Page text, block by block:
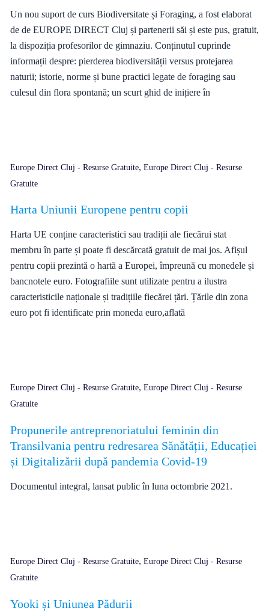
Un nou suport de curs Biodiversitate și Foraging, a fost elaborat
de de EUROPE DIRECT Cluj și partenerii săi și este pus, gratuit,
la dispoziția profesorilor de gimnaziu. Conținutul cuprinde
informații despre: pierderea biodiversității versus protejarea
naturii; istorie, norme și bune practici legate de foraging sau
culesul din flora spontană; un scurt ghid de inițiere în
Europe Direct Cluj - Resurse Gratuite, Europe Direct Cluj - Resurse
Gratuite
Harta Uniunii Europene pentru copii
Harta UE conține caracteristici sau tradiții ale fiecărui stat
membru în parte și poate fi descărcată gratuit de mai jos. Afișul
pentru copii prezintă o hartă a Europei, împreună cu monedele și
bancnotele euro. Fotografiile sunt utilizate pentru a ilustra
caracteristicile naționale și tradițiile fiecărei țări. Țările din zona
euro pot fi identificate prin moneda euro,aflată
Europe Direct Cluj - Resurse Gratuite, Europe Direct Cluj - Resurse
Gratuite
Propunerile antreprenoriatului feminin din
Transilvania pentru redresarea Sănătății, Educației
și Digitalizării după pandemia Covid-19
Documentul integral, lansat public în luna octombrie 2021.
Europe Direct Cluj - Resurse Gratuite, Europe Direct Cluj - Resurse
Gratuite
Yooki și Uniunea Pădurii